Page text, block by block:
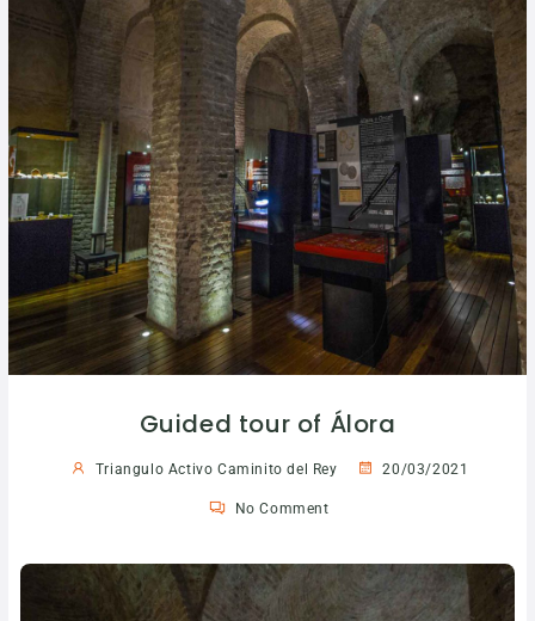
Guided tour of Álora
Triangulo Activo Caminito del Rey 20/03/2021
No Comment